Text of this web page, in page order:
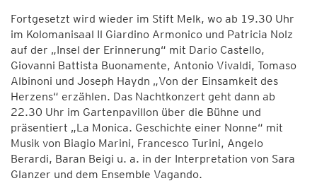
Fortgesetzt wird wieder im Stift Melk, wo ab 19.30 Uhr
im Kolomanisaal Il Giardino Armonico und Patricia Nolz
auf der „Insel der Erinnerung“ mit Dario Castello,
Giovanni Battista Buonamente, Antonio Vivaldi, Tomaso
Albinoni und Joseph Haydn „Von der Einsamkeit des
Herzens“ erzählen. Das Nachtkonzert geht dann ab
22.30 Uhr im Gartenpavillon über die Bühne und
präsentiert „La Monica. Geschichte einer Nonne“ mit
Musik von Biagio Marini, Francesco Turini, Angelo
Berardi, Baran Beigi u. a. in der Interpretation von Sara
Glanzer und dem Ensemble Vagando.